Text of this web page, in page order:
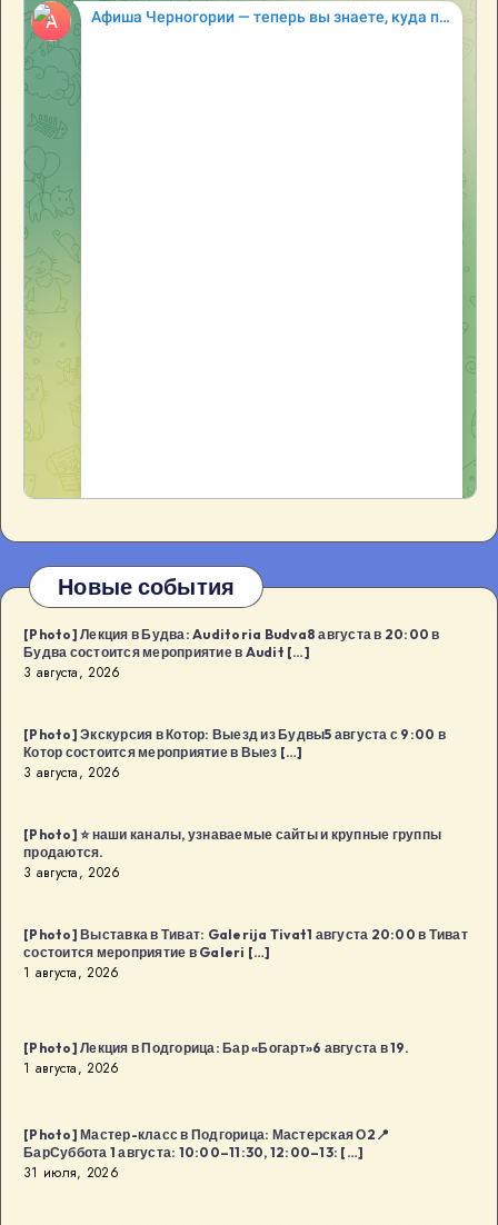
Новые события
[Photo] Лекция в Будва: Auditoria Budva8 августа в 20:00 в
Будва состоится мероприятие в Audit […]
3 августа, 2026
[Photo] Экскурсия в Котор: Выезд из Будвы5 августа с 9:00 в
Котор состоится мероприятие в Выез […]
3 августа, 2026
[Photo] ⭐️ наши каналы, узнаваемые сайты и крупные группы
продаются.
3 августа, 2026
[Photo] Выставка в Тиват: Galerija Tivat1 августа 20:00 в Тиват
состоится мероприятие в Galeri […]
1 августа, 2026
[Photo] Лекция в Подгорица: Бар «Богарт»6 августа в 19.
1 августа, 2026
[Photo] Мастер-класс в Подгорица: Мастерская О2📍
БарСуббота 1 августа: 10:00–11:30, 12:00–13: […]
31 июля, 2026